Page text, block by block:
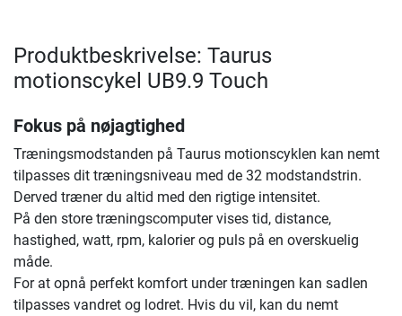
Produktbeskrivelse: Taurus
motionscykel UB9.9 Touch
Fokus på nøjagtighed
Træningsmodstanden på Taurus motionscyklen kan nemt
tilpasses dit træningsniveau med de 32 modstandstrin.
Derved træner du altid med den rigtige intensitet.
På den store træningscomputer vises tid, distance,
hastighed, watt, rpm, kalorier og puls på en overskuelig
måde.
For at opnå perfekt komfort under træningen kan sadlen
tilpasses vandret og lodret. Hvis du vil, kan du nemt